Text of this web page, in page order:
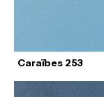
Caraïbes 253